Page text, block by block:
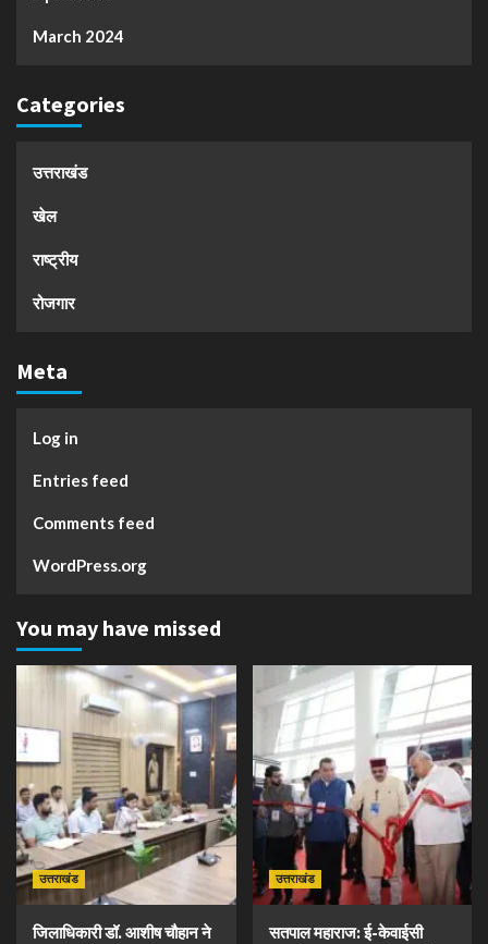
March 2024
Categories
उत्तराखंड
खेल
राष्ट्रीय
रोजगार
Meta
Log in
Entries feed
Comments feed
WordPress.org
You may have missed
उत्तराखंड
जिलाधिकारी डॉ. आशीष चौहान ने
उत्तराखंड
सतपाल महाराज: ई-केवाईसी